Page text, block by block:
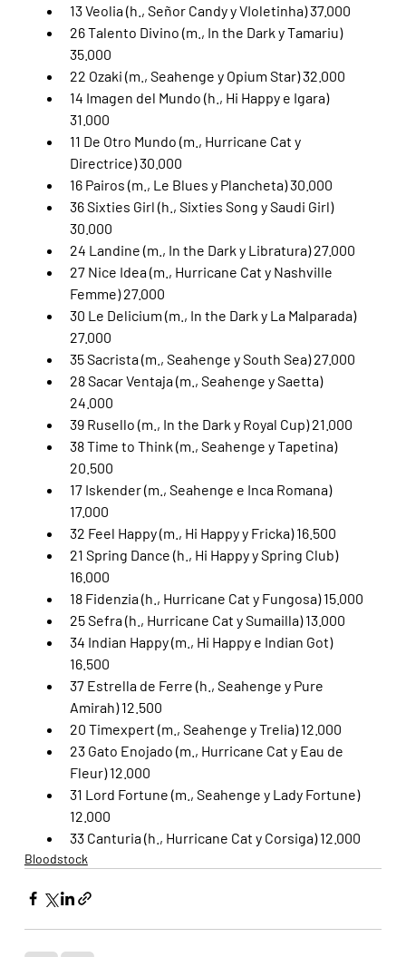
13 Veolia (h., Señor Candy y VIoletinha) 37.000
26 Talento Divino (m., In the Dark y Tamariu)
35.000
22 Ozaki (m., Seahenge y Opium Star) 32.000
14 Imagen del Mundo (h., Hi Happy e Igara)
31.000
11 De Otro Mundo (m., Hurricane Cat y
Directrice) 30.000
16 Pairos (m., Le Blues y Plancheta) 30.000
36 Sixties Girl (h., Sixties Song y Saudi Girl)
30.000
24 Landine (m., In the Dark y Libratura) 27.000
27 Nice Idea (m., Hurricane Cat y Nashville
Femme) 27.000
30 Le Delicium (m., In the Dark y La Malparada)
27.000
35 Sacrista (m., Seahenge y South Sea) 27.000
28 Sacar Ventaja (m., Seahenge y Saetta)
24.000
39 Rusello (m., In the Dark y Royal Cup) 21.000
38 Time to Think (m., Seahenge y Tapetina)
20.500
17 Iskender (m., Seahenge e Inca Romana)
17.000
32 Feel Happy (m., Hi Happy y Fricka) 16.500
21 Spring Dance (h., Hi Happy y Spring Club)
16.000
18 Fidenzia (h., Hurricane Cat y Fungosa) 15.000
25 Sefra (h., Hurricane Cat y Sumailla) 13.000
34 Indian Happy (m., Hi Happy e Indian Got)
16.500
37 Estrella de Ferre (h., Seahenge y Pure
Amirah) 12.500
20 Timexpert (m., Seahenge y Trelia) 12.000
23 Gato Enojado (m., Hurricane Cat y Eau de
Fleur) 12.000
31 Lord Fortune (m., Seahenge y Lady Fortune)
12.000
33 Canturia (h., Hurricane Cat y Corsiga) 12.000
Bloodstock